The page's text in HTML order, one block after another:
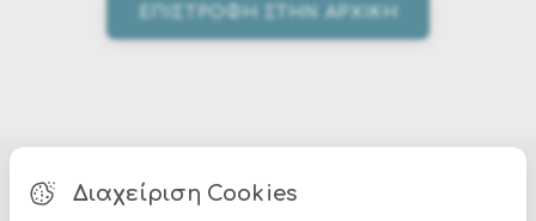
ΕΠΙΣΤΡΟΦΗ ΣΤΗΝ ΑΡΧΙΚΗ
Όλες οι προσφορές και τα νέα του Epilegin,
Διαχείριση Cookies